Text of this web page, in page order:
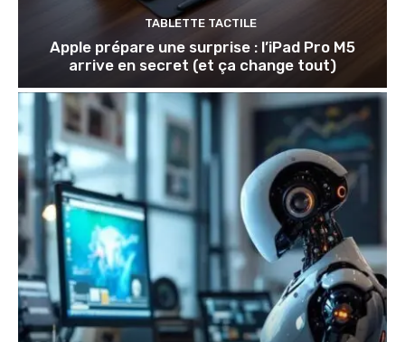
TABLETTE TACTILE
Apple prépare une surprise : l’iPad Pro M5
arrive en secret (et ça change tout)